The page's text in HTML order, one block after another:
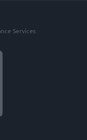
Services